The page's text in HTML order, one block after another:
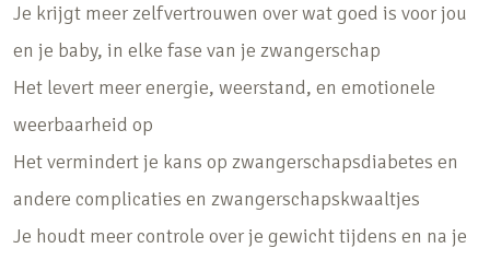
Je krijgt meer zelfvertrouwen over wat goed is voor jou
en je baby, in elke fase van je zwangerschap
Het levert meer energie, weerstand, en emotionele
weerbaarheid op
Het vermindert je kans op zwangerschapsdiabetes en
andere complicaties en zwangerschapskwaaltjes
Je houdt meer controle over je gewicht tijdens en na je